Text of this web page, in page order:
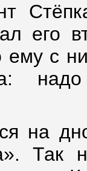
его
ему с
на
Так